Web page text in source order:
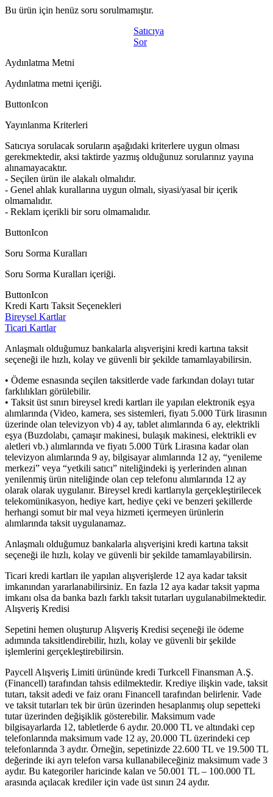
Bu ürün için henüz soru sorulmamıştır.
Satıcıya
Sor
Aydınlatma Metni
Aydınlatma metni içeriği.
ButtonIcon
Yayınlanma Kriterleri
Satıcıya sorulacak soruların aşağıdaki kriterlere uygun olması
gerekmektedir, aksi taktirde yazmış olduğunuz sorularınız yayına
alınamayacaktır.
- Seçilen ürün ile alakalı olmalıdır.
- Genel ahlak kurallarına uygun olmalı, siyasi/yasal bir içerik
olmamalıdır.
- Reklam içerikli bir soru olmamalıdır.
ButtonIcon
Soru Sorma Kuralları
Soru Sorma Kuralları içeriği.
ButtonIcon
Kredi Kartı Taksit Seçenekleri
Bireysel Kartlar
Ticari Kartlar
Anlaşmalı olduğumuz bankalarla alışverişini kredi kartına taksit
seçeneği ile hızlı, kolay ve güvenli bir şekilde tamamlayabilirsin.
• Ödeme esnasında seçilen taksitlerde vade farkından dolayı tutar
farklılıkları görülebilir.
• Taksit üst sınırı bireysel kredi kartları ile yapılan elektronik eşya
alımlarında (Video, kamera, ses sistemleri, fiyatı 5.000 Türk lirasının
üzerinde olan televizyon vb) 4 ay, tablet alımlarında 6 ay, elektrikli
eşya (Buzdolabı, çamaşır makinesi, bulaşık makinesi, elektrikli ev
aletleri vb.) alımlarında ve fiyatı 5.000 Türk Lirasına kadar olan
televizyon alımlarında 9 ay, bilgisayar alımlarında 12 ay, “yenileme
merkezi” veya “yetkili satıcı” niteliğindeki iş yerlerinden alınan
yenilenmiş ürün niteliğinde olan cep telefonu alımlarında 12 ay
olarak olarak uygulanır. Bireysel kredi kartlarıyla gerçekleştirilecek
telekomünikasyon, hediye kart, hediye çeki ve benzeri şekillerde
herhangi somut bir mal veya hizmeti içermeyen ürünlerin
alımlarında taksit uygulanamaz.
Anlaşmalı olduğumuz bankalarla alışverişini kredi kartına taksit
seçeneği ile hızlı, kolay ve güvenli bir şekilde tamamlayabilirsin.
Ticari kredi kartları ile yapılan alışverişlerde 12 aya kadar taksit
imkanından yararlanabilirsiniz. En fazla 12 aya kadar taksit yapma
imkanı olsa da banka bazlı farklı taksit tutarları uygulanabilmektedir.
Alışveriş Kredisi
Sepetini hemen oluşturup Alışveriş Kredisi seçeneği ile ödeme
adımında taksitlendirebilir, hızlı, kolay ve güvenli bir şekilde
işlemlerini gerçekleştirebilirsin.
Paycell Alışveriş Limiti ürününde kredi Turkcell Finansman A.Ş.
(Financell) tarafından tahsis edilmektedir. Krediye ilişkin vade, taksit
tutarı, taksit adedi ve faiz oranı Financell tarafından belirlenir. Vade
ve taksit tutarları tek bir ürün üzerinden hesaplanmış olup sepetteki
tutar üzerinden değişiklik gösterebilir. Maksimum vade
bilgisayarlarda 12, tabletlerde 6 aydır. 20.000 TL ve altındaki cep
telefonlarında maksimum vade 12 ay, 20.000 TL üzerindeki cep
telefonlarında 3 aydır. Örneğin, sepetinizde 22.600 TL ve 19.500 TL
değerinde iki ayrı telefon varsa kullanabileceğiniz maksimum vade 3
aydır. Bu kategoriler haricinde kalan ve 50.001 TL – 100.000 TL
arasında açılacak krediler için vade üst sınırı 24 aydır.